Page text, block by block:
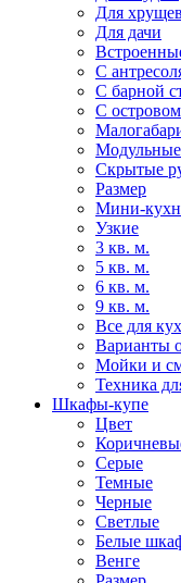
Для
Для дачи
С
С барной
С островом
Модульные
Скрытые
Размер
Мини-
Узкие
3 кв. м.
5 кв. м.
6 кв. м.
9 кв. м.
Все для
Варианты
Мойки и
Техника
Шкафы-купе
Цвет
Серые
Темные
Черные
Светлые
Белые
Венге